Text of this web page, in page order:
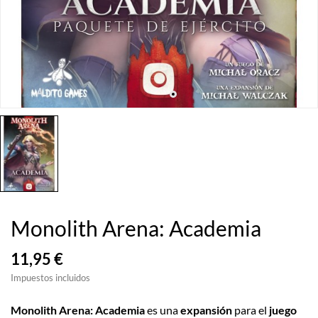
Monolith Arena: Academia
11,95 €
Impuestos incluidos
Monolith Arena: Academiaes unaexpansión para el juego